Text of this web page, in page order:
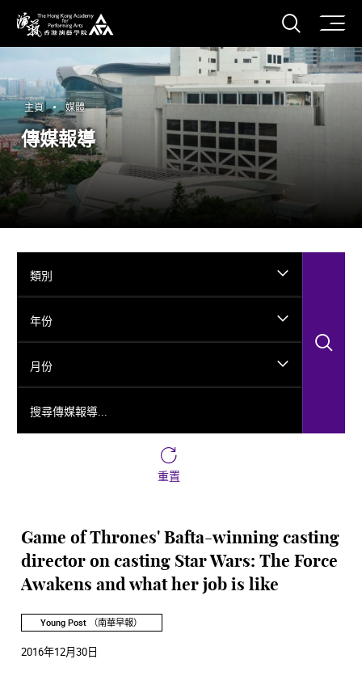
香港演藝學院
打開
主頁 媒體
傳媒報導
類別
年份
月份
重置
Game of Thrones' Bafta-winning casting
director on casting Star Wars: The Force
Awakens and what her job is like
Young Post （南華早報）
2016年12月30日